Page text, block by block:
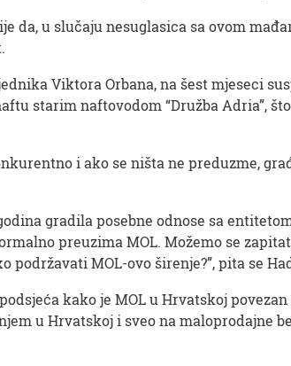
da, u slučaju nesuglasica sa ovom
Viktora Orbana, na šest mjeseci
starim naftovodom “Družba Adria”,
i ako se ništa ne preduzme,
gradila posebne odnose sa
preuzima MOL. Možemo se
MOL-ovo širenje?”, pita se
kako je MOL u Hrvatskoj
u Hrvatskoj i sveo na maloprodajne